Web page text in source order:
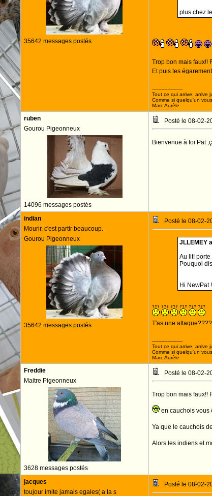
35642 messages postés
plus chez
Trop bon mais faux!!
Et puis tes
--------------------
Tout ce qui arrive, arrive
Comme si quelqu'un
Marc Aurèle
ruben
Gourou Pigeonneux
14096 messages postés
Posté le 08-02-
Bienvenue à toi Pat
indian
Mourir, c'est partir beaucoup.
Gourou Pigeonneux
35642 messages postés
Posté le 08-02-
JLLEMEY
Au lit! porte
Pouquoi
Hi NewPat !
T'as une attaque????
--------------------
Tout ce qui arrive, arrive
Comme si quelqu'un
Marc Aurèle
Freddie
Maitre Pigeonneux
3628 messages postés
Posté le 08-02-
Trop bon mais faux!!
en cauchois vous
Ya que le cauchois
Alors les indiens et
jacques
toujour imite jamais egales( a la s
Posté le 08-02-